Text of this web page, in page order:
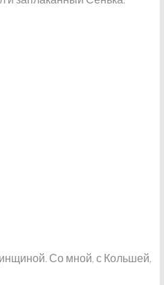
Со мной, с Кольшей,